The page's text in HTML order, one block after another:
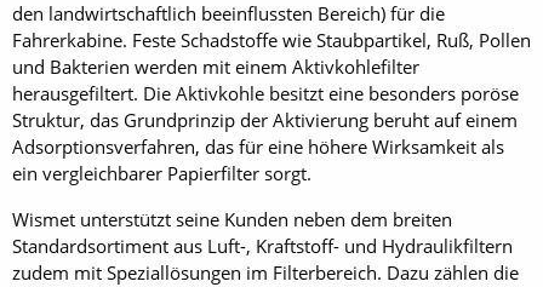
den landwirtschaftlich beeinflussten Bereich) für die
Fahrerkabine. Feste Schadstoffe wie Staubpartikel, Ruß, Pollen
und Bakterien werden mit einem Aktivkohlefilter
herausgefiltert. Die Aktivkohle besitzt eine besonders poröse
Struktur, das Grundprinzip der Aktivierung beruht auf einem
Adsorptionsverfahren, das für eine höhere Wirksamkeit als
ein vergleichbarer Papierfilter sorgt.
Wismet unterstützt seine Kunden neben dem breiten
Standardsortiment aus Luft-, Kraftstoff- und Hydraulikfiltern
zudem mit Speziallösungen im ­Filterbereich. Dazu zählen die